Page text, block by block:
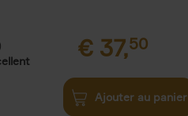
€ 37,50
Ajouter au panier